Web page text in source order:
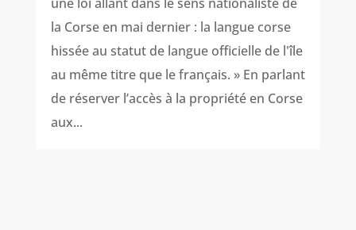
la Corse en mai dernier : la langue corse
hissée au statut de langue officielle de l'île
au même titre que le français. » En parlant
de réserver l’accès à la propriété en Corse
aux...